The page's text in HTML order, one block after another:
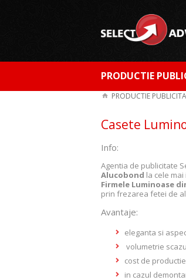
PRODUCTIE
PRODUCTIE
Casete
Info:
Agentia de publicitate
Alucobond la cele
Firmele Luminoase
prin frezarea fetei de
Avantaje:
eleganta si
volumetrie
cost de
in cazul